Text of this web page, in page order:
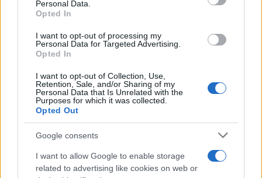
Personal Data.
Opted In
I want to opt-out of processing my
Personal Data for Targeted Advertising.
Opted In
I want to opt-out of Collection, Use,
Retention, Sale, and/or Sharing of my
Personal Data that Is Unrelated with the
Purposes for which it was collected.
Opted Out
Google consents
I want to allow Google to enable storage
related to advertising like cookies on web or
Ιωάννα Τούνη: Ο προορισμός που επέλεξε για να
γιορτάσει τα 33α γενέθλιά της
09.08.2026